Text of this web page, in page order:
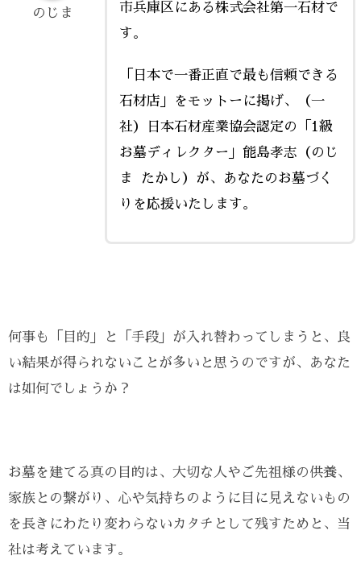
市兵庫区にある株式会社第一石材で
す。
「日本で一番正直で最も信頼できる
石材店」をモットーに掲げ、（一
社）日本石材産業協会認定の「1級
お墓ディレクター」能島孝志（のじ
ま たかし）が、あなたのお墓づく
りを応援いたします。
のじま
何事も「目的」と「手段」が入れ替わってしまうと、良
い結果が得られないことが多いと思うのですが、あなた
は如何でしょうか？
お墓を建てる真の目的は、大切な人やご先祖様の供養、
家族との繋がり、心や気持ちのように目に見えないもの
を長きにわたり変わらないカタチとして残すためと、当
社は考えています。